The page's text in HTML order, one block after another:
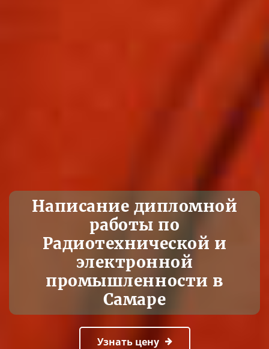
Написание дипломной
работы по
Радиотехнической и
электронной
промышленности в
Самаре
Узнать цену